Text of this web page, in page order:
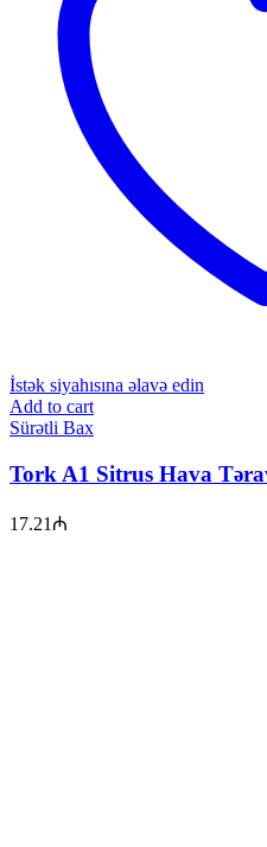
İstək siyahısına əlavə edin
Add to cart
Sürətli Bax
Tork A1 Sitrus Hava
17.21 ₼